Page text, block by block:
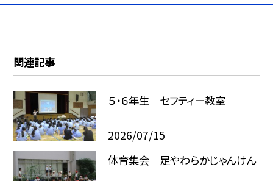
関連記事
５・６年生 セフティー教室
2026/07/15
体育集会 足やわらかじゃんけん